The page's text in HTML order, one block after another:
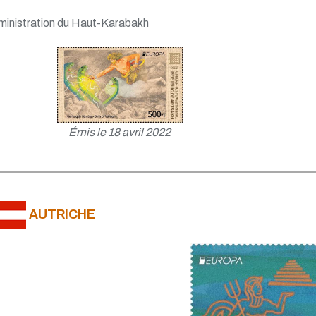
du Haut-Karabakh
Émis le 18 avril 2022
AUTRICHE